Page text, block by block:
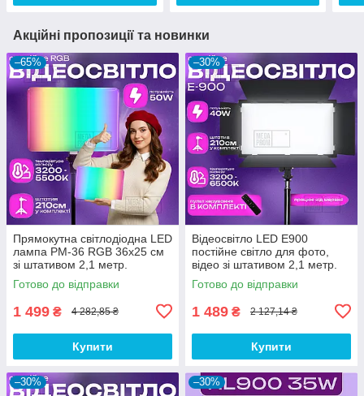
Акційні пропозиції та новинки
–65%
Прямокутна світлодіодна LED
лампа PM-36 RGB 36х25 см
зі штативом 2,1 метр.
Відеосвітло. Студійне світло.
Готово до відправки
1 499 ₴ 4 282,85 ₴
Купити
–30%
Відеосвітло LED E900
постійне світло для фото,
відео зі штативом 2,1 метр.
Студійне світло.
Готово до відправки
1 489 ₴ 2 127,14 ₴
Купити
–30% –30%